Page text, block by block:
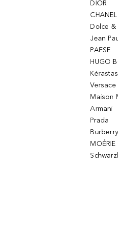
DIOR
CHANEL
Dolce &
Jean
PAESE
HUGO
Versace
Maison
Armani
Prada
Burberry
MOÉRIE